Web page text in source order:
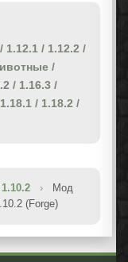
/ 1.12.1 / 1.12.2 /
/
/ 1.16.3 /
1.18.1 / 1.18.2 /
›
Мод
(Forge)